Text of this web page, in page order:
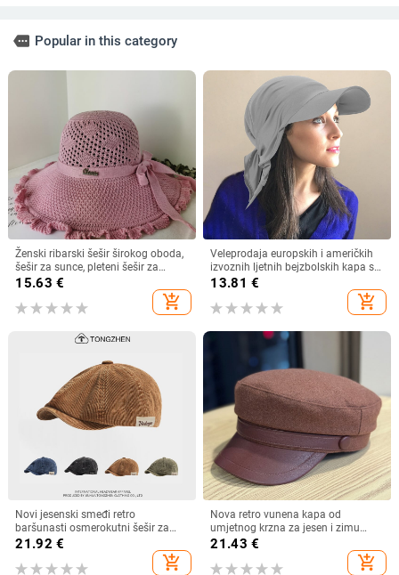
more Popular in this category
Ženski ribarski šešir širokog oboda,
šešir za sunce, pleteni šešir za
sunce, šešir za odmor na plaži, šešir
15.63 €
add_shopping_cart
Veleprodaja europskih i američkih
izvoznih ljetnih bejzbolskih kapa s
vezicom na leđima, vanjski šešir,
13.81 €
add_shopping_cart
Novi jesenski smeđi retro
baršunasti osmerokutni šešir za
muškarce i žene, nošen unatrag s
beretkom, univerzalni šešir u jednoj
boji za jesen i zimu
21.92 €
add_shopping_cart
Nova retro vunena kapa od
umjetnog krzna za jesen i zimu
2025. za žene, britanski
osmerokutni ravni cilindar za
književna putovanja
21.43 €
add_shopping_cart